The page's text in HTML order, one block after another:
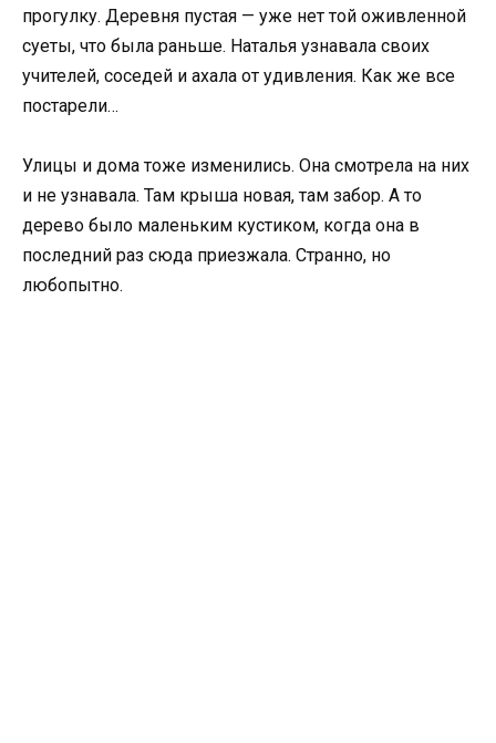
прогулку. Деревня пустая — уже нет той оживленной
суеты, что была раньше. Наталья узнавала своих
учителей, соседей и ахала от удивления. Как же все
постарели…
Улицы и дома тоже изменились. Она смотрела на них
и не узнавала. Там крыша новая, там забор. А то
дерево было маленьким кустиком, когда она в
последний раз сюда приезжала. Странно, но
любопытно.